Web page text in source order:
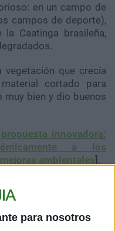
para nosotros
en un campo de
campos de deporte),
Caatinga brasileña,
vegetación que crecía
cortado para
muy bien y dio buenos
innovadora:
a los
ambientales] .